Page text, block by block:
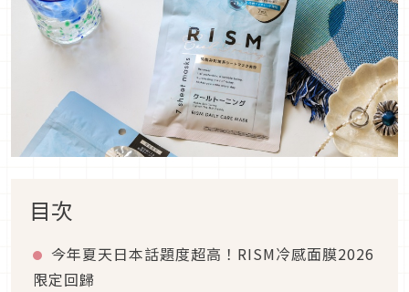
目次
今年夏天日本話題度超高！RISM冷感面膜2026
限定回歸